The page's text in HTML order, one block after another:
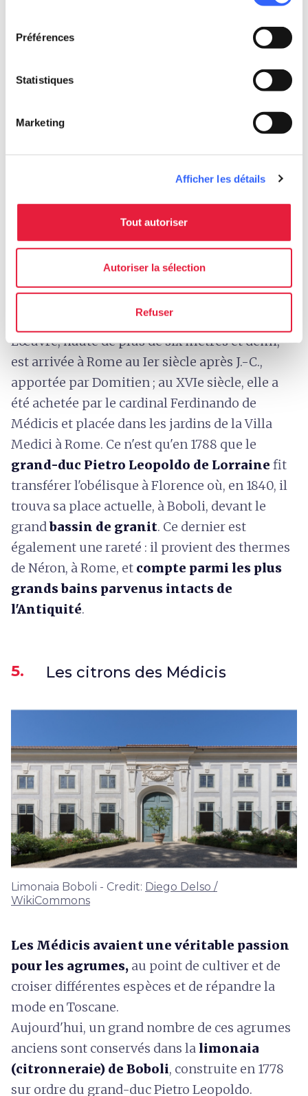
Préférences
Statistiques
Marketing
Afficher les détails
Tout autoriser
Autoriser la sélection
Refuser
Les jardins de Boboli avec l'obélisque - Credit:
Shutterstock / Pisaphotography
On trouve à Boboliun obélisque égyptien
original, provenant de la ville d'Assouan et
probablement sculpté sous le règne de Ramsès
l'un des plus anciens monuments existant
aujourd'hui en Toscane.
L'œuvre, haute de plus de six mètres et demi,
est arrivée à Rome au Ier siècle après J.-C.,
apportée par Domitien ; au XVIe siècle, elle a
été achetée par le cardinalFerdinando de
Médicis et placée dans les jardins de la Villa
Medici à Rome. Ce n'est qu'en 1788 que le
grand-duc Pietro Leopoldo de Lorraine fit
transférer l'obélisque à Florence où, en 1840, il
trouva sa place actuelle, à Boboli, devant le
grandbassin de granit. Ce dernier est
également une rareté : il provient des thermes
de Néron, à Rome, et compte parmi les plus
grands bains parvenus intacts de
l'Antiquité.
5. Les citrons des Médicis
Limonaia Boboli - Credit: Diego Delso /
WikiCommons
Les Médicis avaient une véritable passion
pour les agrumes, au point de cultiver et de
croiser différentes espèces et de répandre la
mode en Toscane.
Aujourd'hui, un grand nombre de ces agrumes
anciens sont conservés dans lalimonaia
(citronneraie) de Boboli, construite en 1778
sur ordre du grand-duc Pietro Leopoldo.